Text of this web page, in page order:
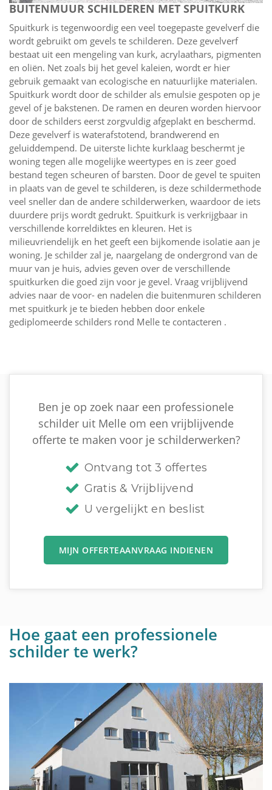
BUITENMUUR SCHILDEREN MET SPUITKURK
Spuitkurk is tegenwoordig een veel toegepaste gevelverf die
wordt gebruikt om gevels te schilderen. Deze gevelverf
bestaat uit een mengeling van kurk, acrylaathars, pigmenten
en oliën. Net zoals bij het gevel kaleien, wordt er hier
gebruik gemaakt van ecologische en natuurlijke materialen.
Spuitkurk wordt door de schilder als emulsie gespoten op je
gevel of je bakstenen. De ramen en deuren worden hiervoor
door de schilders eerst zorgvuldig afgeplakt en beschermd.
Deze gevelverf is waterafstotend, brandwerend en
geluiddempend. De uiterste lichte kurklaag beschermt je
woning tegen alle mogelijke weertypes en is zeer goed
bestand tegen scheuren of barsten. Door de gevel te spuiten
in plaats van de gevel te schilderen, is deze schildermethode
veel sneller dan de andere schilderwerken, waardoor de iets
duurdere prijs wordt gedrukt. Spuitkurk is verkrijgbaar in
verschillende korreldiktes en kleuren. Het is
milieuvriendelijk en het geeft een bijkomende isolatie aan je
woning. Je schilder zal je, naargelang de ondergrond van de
muur van je huis, advies geven over de verschillende
spuitkurken die goed zijn voor je gevel. Vraag vrijblijvend
advies naar de voor- en nadelen die buitenmuren schilderen
met spuitkurk je te bieden hebben door enkele
gediplomeerde schilders rond Melle te contacteren .
Ben je op zoek naar een professionele
schilder uit Melle om een vrijblijvende
offerte te maken voor je schilderwerken?
Ontvang tot 3 offertes
Gratis & Vrijblijvend
U vergelijkt en beslist
MIJN OFFERTEAANVRAAG INDIENEN
Hoe gaat een professionele
schilder te werk?